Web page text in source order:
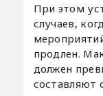
При этом
случаев,
продлен.
должен
составляют